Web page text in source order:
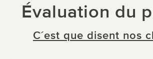
Évaluation du
C´est que disent nos